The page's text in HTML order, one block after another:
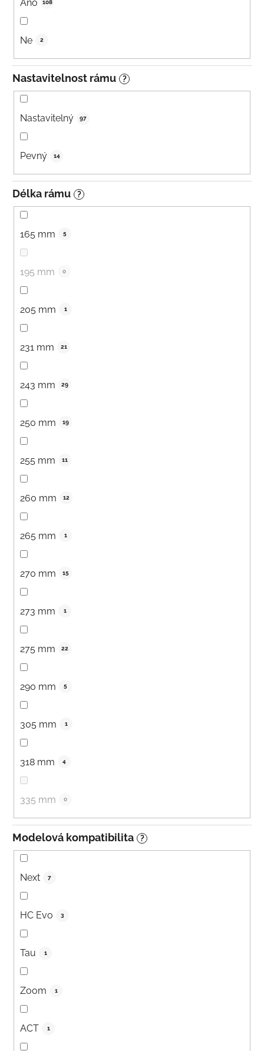
Ano 108
Ne 2
Nastavitelnost rámu ?
Nastavitelný 97
Pevný 14
Délka rámu ?
165 mm 5
195 mm 0
205 mm 1
231 mm 21
243 mm 29
250 mm 19
255 mm 11
260 mm 12
265 mm 1
270 mm 15
273 mm 1
275 mm 22
290 mm 5
305 mm 1
318 mm 4
335 mm 0
Modelová kompatibilita ?
Next 7
HC Evo 3
Tau 1
Zoom 1
ACT 1